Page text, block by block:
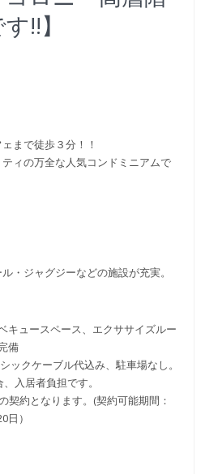
!!】
まで徒歩３分！！
ィの万全な人気コンドミニアムで
・ジャグジーなどの施設が充実。
キュースペース、エクササイズルー
備
ックケーブル代込み、駐車場なし。
入居者負担です。
契約となります。(契約可能期間：
日）